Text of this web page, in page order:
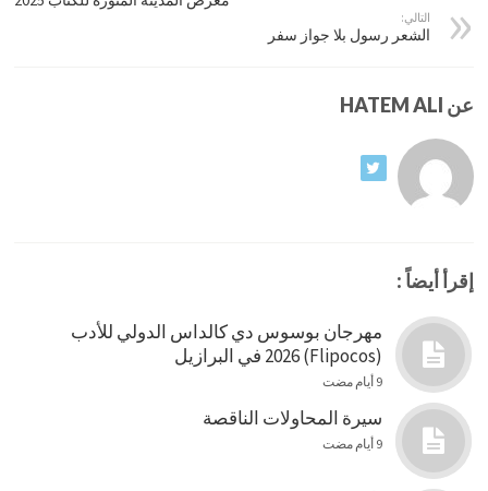
التالي:
الشعر رسول بلا جواز سفر
عن HATEM ALI
إقرأ أيضاً :
مهرجان بوسوس دي كالداس الدولي للأدب
(Flipocos) 2026 في البرازيل
9 أيام مضت
سيرة المحاولات الناقصة
9 أيام مضت